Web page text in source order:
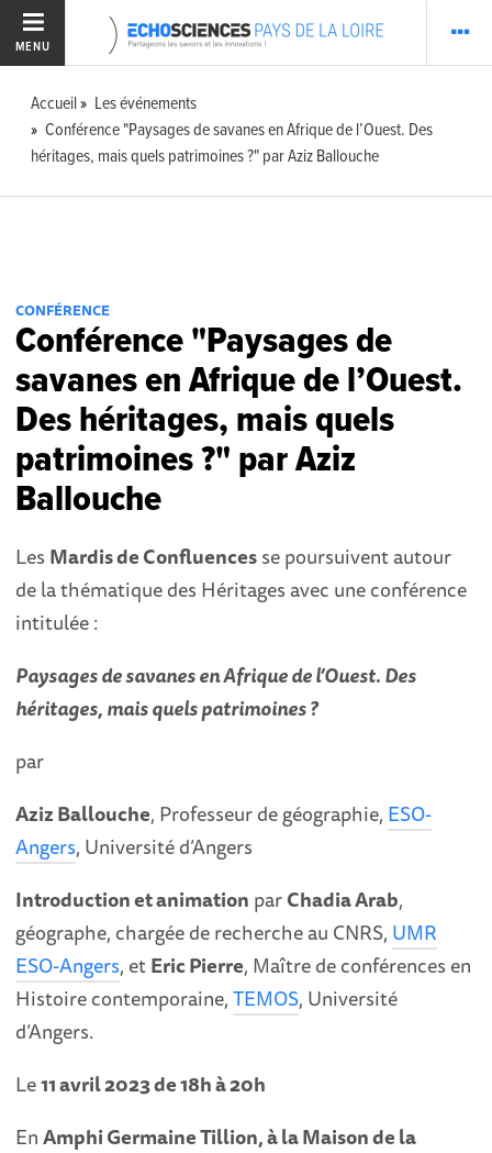
MENU
Accueil
Les événements
Conférence "Paysages de savanes en Afrique de l’Ouest. Des
héritages, mais quels patrimoines ?" par Aziz Ballouche
CONFÉRENCE
Conférence "Paysages de
savanes en Afrique de l’Ouest.
Des héritages, mais quels
patrimoines ?" par Aziz
Ballouche
Les Mardis de Confluencesse poursuivent autour
de la thématique des Héritages avec une conférence
intitulée :
Paysages de savanes en Afrique de l’Ouest. Des
héritages, mais quels patrimoines ?
par
Aziz Ballouche, Professeur de géographie, ESO-
Angers, Université d’Angers
Introduction et animation parChadia Arab,
géographe, chargée de recherche au CNRS, UMR
ESO-Angers, etEric Pierre, Maître de conférences en
Histoire contemporaine,TEMOS, Université
d’Angers.
Le11 avril 2023 de 18h à 20h
EnAmphi Germaine Tillion, à la Maison de la